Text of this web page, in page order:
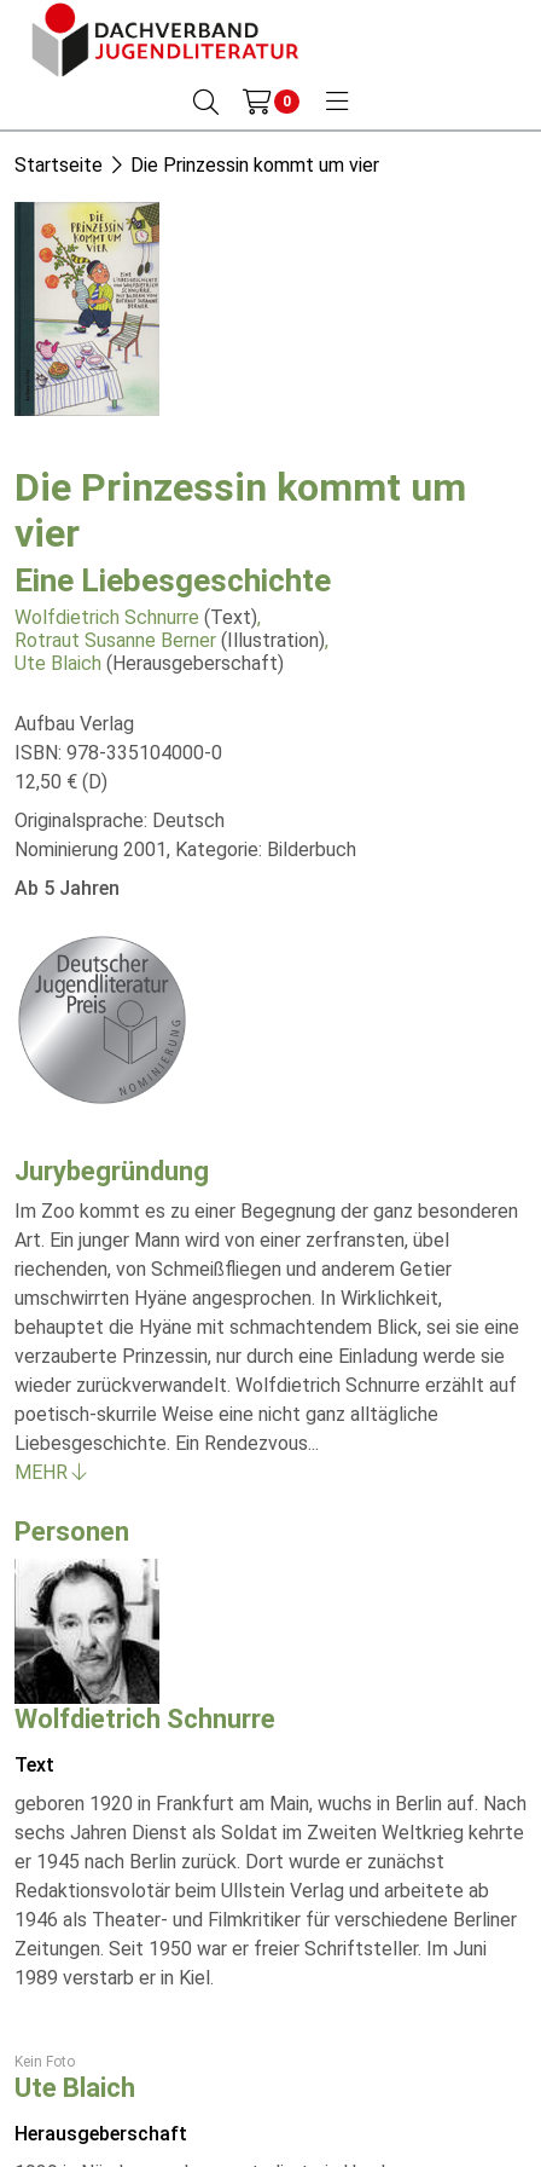
0
Startseite Die Prinzessin kommt um vier
Die Prinzessin kommt um
vier
Eine Liebesgeschichte
Wolfdietrich Schnurre (Text),
Rotraut Susanne Berner (Illustration),
Ute Blaich (Herausgeberschaft)
Aufbau Verlag
ISBN: 978-335104000-0
12,50 € (D)
Originalsprache: Deutsch
Nominierung 2001, Kategorie: Bilderbuch
Ab 5 Jahren
Jurybegründung
Im Zoo kommt es zu einer Begegnung der ganz besonderen
Art. Ein junger Mann wird von einer zerfransten, übel
riechenden, von Schmeißfliegen und anderem Getier
umschwirrten Hyäne angesprochen. In Wirklichkeit,
behauptet die Hyäne mit schmachtendem Blick, sei sie eine
verzauberte Prinzessin, nur durch eine Einladung werde sie
wieder zurückverwandelt. Wolfdietrich Schnurre erzählt auf
poetisch-skurrile Weise eine nicht ganz alltägliche
Liebesgeschichte. Ein Rendezvous...
MEHR
Personen
Wolfdietrich Schnurre
Text
geboren 1920 in Frankfurt am Main, wuchs in Berlin auf. Nach
sechs Jahren Dienst als Soldat im Zweiten Weltkrieg kehrte
er 1945 nach Berlin zurück. Dort wurde er zunächst
Redaktionsvolotär beim Ullstein Verlag und arbeitete ab
1946 als Theater- und Filmkritiker für verschiedene Berliner
Zeitungen. Seit 1950 war er freier Schriftsteller. Im Juni
1989 verstarb er in Kiel.
Kein Foto
Ute Blaich
Herausgeberschaft